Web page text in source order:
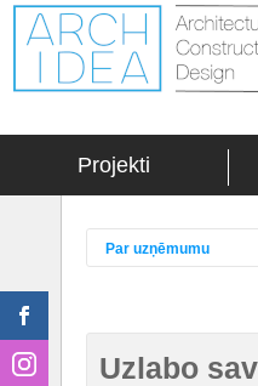
Projekti
Par uzņēmumu
Uzlabo